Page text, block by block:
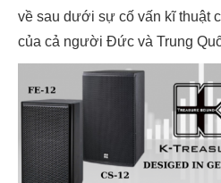
về sau dưới sự cố vấn kĩ thuật
của cả người Đức và Trung